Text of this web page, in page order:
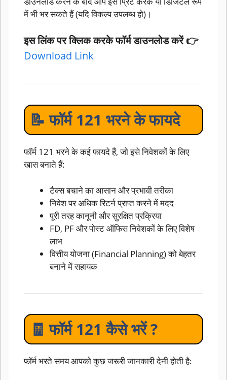
में भी भर सकते हैं (यदि विकल्प उपलब्ध हो)।
इस लिंक पर क्लिक करके फॉर्म डाउनलोड करें 👉
Download Link
📝 फॉर्म 121 भरने के फायदे
फॉर्म 121 भरने के कई फायदे हैं, जो इसे निवेशकों के लिए
खास बनाते हैं:
टैक्स बचाने का आसान और प्रभावी तरीका
निवेश पर अधिक रिटर्न प्राप्त करने में मदद
पूरी तरह कानूनी और सुरक्षित प्रक्रिया
FD, PF और पोस्ट ऑफिस निवेशकों के लिए विशेष
लाभ
वित्तीय योजना (Financial Planning) को बेहतर
बनाने में सहायक
🧾 फॉर्म 121 कैसे भरें ?
फॉर्म भरते समय आपको कुछ जरूरी जानकारी देनी होती है: